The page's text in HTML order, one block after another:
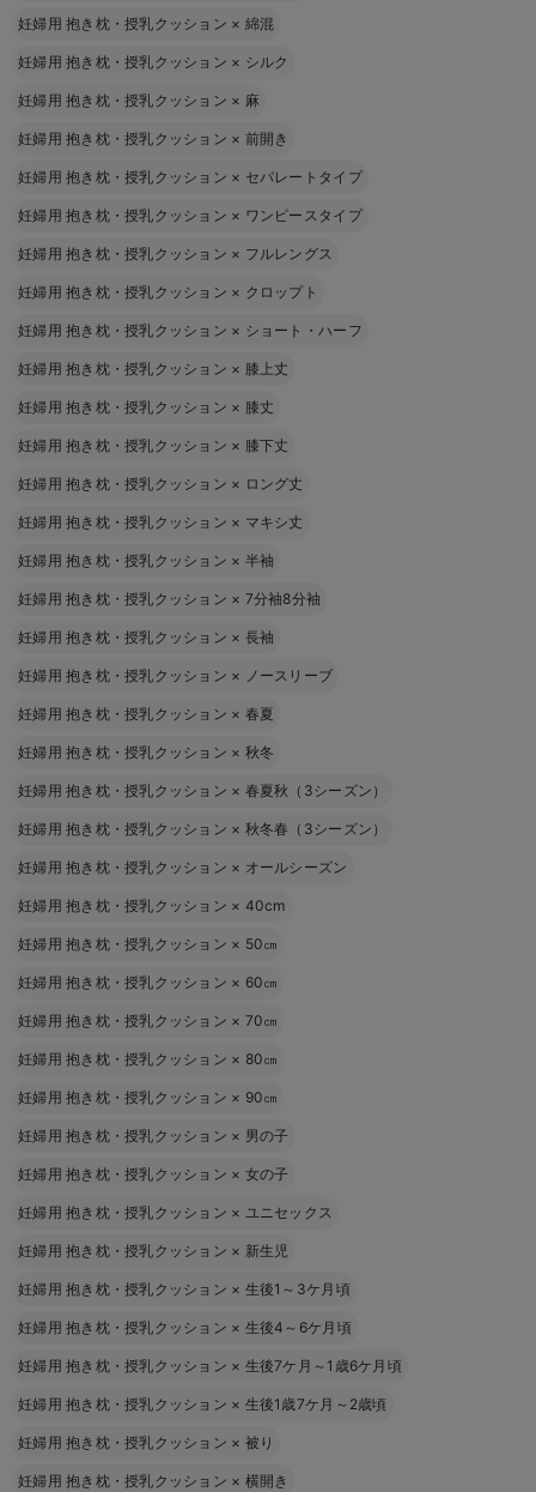
妊婦用 抱き枕・授乳クッション × 綿混
妊婦用 抱き枕・授乳クッション × シルク
妊婦用 抱き枕・授乳クッション × 麻
妊婦用 抱き枕・授乳クッション × 前開き
妊婦用 抱き枕・授乳クッション × セパレートタイプ
妊婦用 抱き枕・授乳クッション × ワンピースタイプ
妊婦用 抱き枕・授乳クッション × フルレングス
妊婦用 抱き枕・授乳クッション × クロップト
妊婦用 抱き枕・授乳クッション × ショート・ハーフ
妊婦用 抱き枕・授乳クッション × 膝上丈
妊婦用 抱き枕・授乳クッション × 膝丈
妊婦用 抱き枕・授乳クッション × 膝下丈
妊婦用 抱き枕・授乳クッション × ロング丈
妊婦用 抱き枕・授乳クッション × マキシ丈
妊婦用 抱き枕・授乳クッション × 半袖
妊婦用 抱き枕・授乳クッション × 7分袖8分袖
妊婦用 抱き枕・授乳クッション × 長袖
妊婦用 抱き枕・授乳クッション × ノースリーブ
妊婦用 抱き枕・授乳クッション × 春夏
妊婦用 抱き枕・授乳クッション × 秋冬
妊婦用 抱き枕・授乳クッション × 春夏秋（3シーズン）
妊婦用 抱き枕・授乳クッション × 秋冬春（3シーズン）
妊婦用 抱き枕・授乳クッション × オールシーズン
妊婦用 抱き枕・授乳クッション × 40cm
妊婦用 抱き枕・授乳クッション × 50㎝
妊婦用 抱き枕・授乳クッション × 60㎝
妊婦用 抱き枕・授乳クッション × 70㎝
妊婦用 抱き枕・授乳クッション × 80㎝
妊婦用 抱き枕・授乳クッション × 90㎝
妊婦用 抱き枕・授乳クッション × 男の子
妊婦用 抱き枕・授乳クッション × 女の子
妊婦用 抱き枕・授乳クッション × ユニセックス
妊婦用 抱き枕・授乳クッション × 新生児
妊婦用 抱き枕・授乳クッション × 生後1～3ケ月頃
妊婦用 抱き枕・授乳クッション × 生後4～6ケ月頃
妊婦用 抱き枕・授乳クッション × 生後7ケ月～1歳6ケ月頃
妊婦用 抱き枕・授乳クッション × 生後1歳7ケ月～2歳頃
妊婦用 抱き枕・授乳クッション × 被り
妊婦用 抱き枕・授乳クッション × 横開き